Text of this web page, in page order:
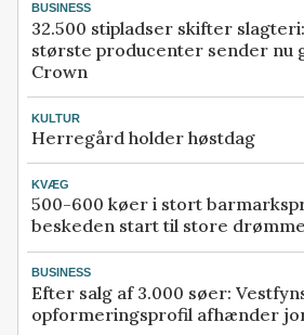
BUSINESS
32.500 stipladser skifter
største producenter sender nu
Crown
KULTUR
Herregård holder høstdag
KVÆG
500-600 køer i stort
beskeden start til store drømme
BUSINESS
Efter salg af 3.000 søer:
opformeringsprofil afhænder